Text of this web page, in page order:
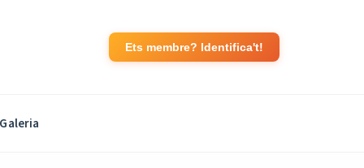
Ets membre? Identifica't!
Galeria